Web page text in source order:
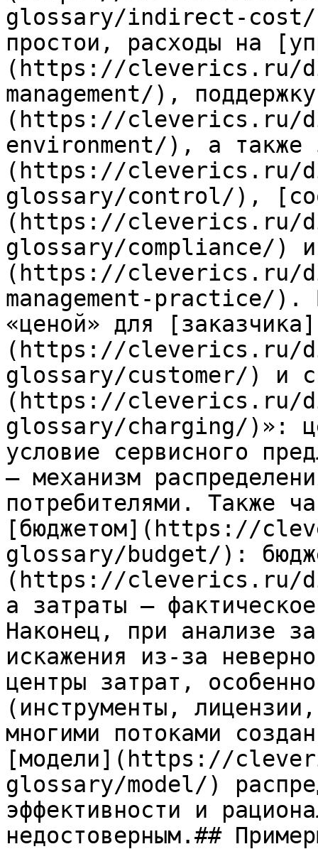
glossary/indirect-cost/
простои, расходы на
(https://cleverics.ru/
management/),
(https://cleverics.ru/
environment/), а также
(https://cleverics.ru/
glossary/control/),
(https://cleverics.ru/
glossary/compliance/) и
(https://cleverics.ru/
management-practice/).
«ценой» для [заказчика]
(https://cleverics.ru/
glossary/customer/) и с
(https://cleverics.ru/
glossary/charging/)»:
условие сервисного
— механизм
потребителями. Также
[бюджетом](https://
glossary/budget/):
(https://cleverics.ru/
а затраты —
Наконец, при анализе
искажения из‑за
центры затрат,
(инструменты,
многими потоками
[модели](https://
glossary/model/)
эффективности и
недостоверным.##